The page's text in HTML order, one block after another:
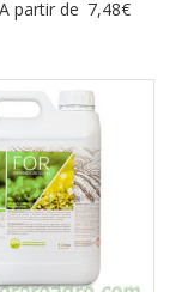
partir de 7,48€